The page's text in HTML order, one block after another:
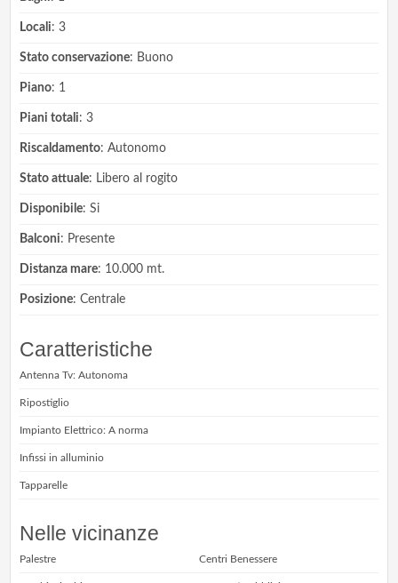
Locali: 3
Stato conservazione: Buono
Piano: 1
Piani totali: 3
Riscaldamento: Autonomo
Stato attuale: Libero al rogito
Disponibile: Si
Balconi: Presente
Distanza mare: 10.000 mt.
Posizione: Centrale
Caratteristiche
Antenna Tv: Autonoma
Ripostiglio
Impianto Elettrico: A norma
Infissi in alluminio
Tapparelle
Nelle vicinanze
Palestre Centri Benessere